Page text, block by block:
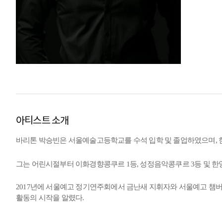
아티스트 소개
바리톤 박승빈은 서울예술고등학교를 수석 입학 및 졸업하였으며,
그는 어린시절부터 이화경향콩쿠르 1등, 성정음악콩쿠르 3등 및
2017년에 서울예고 정기연주회에서 금난새 지휘자와 서울예고
활동의 시작을 알렸다.